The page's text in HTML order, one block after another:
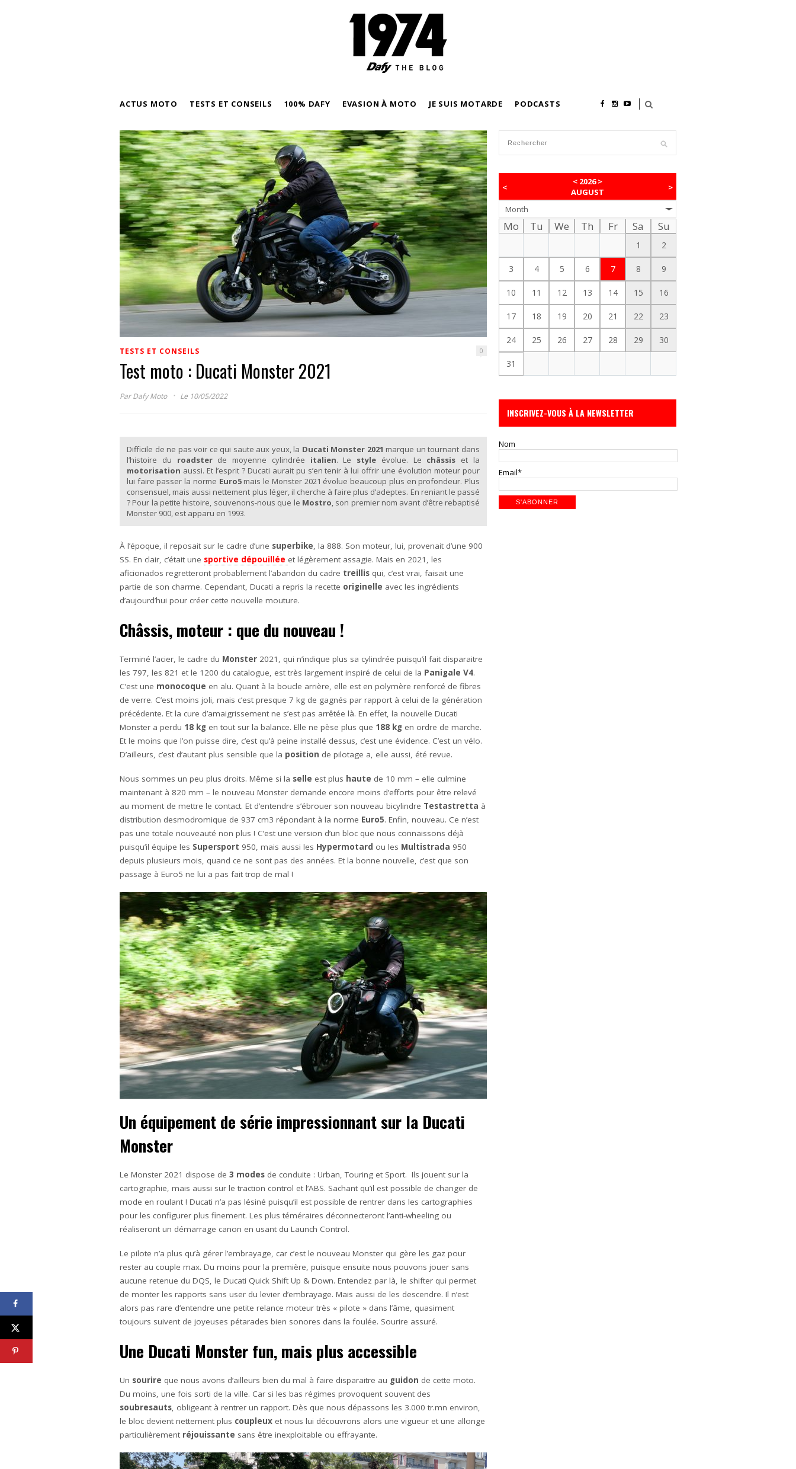
ACTUS MOTO TESTS ET CONSEILS 100% DAFY EVASION À MOTO JE SUIS MOTARDE PODCASTS
TESTS ET CONSEILS 0
Test moto : Ducati Monster 2021
ParDafy Moto · Le 10/05/2022
Difficile de ne pas voir ce qui saute aux yeux, la Ducati Monster 2021 marque un tournant dans
l’histoire du roadsterde moyenne cylindrée italien. Le style évolue. Le châssis et la
motorisation aussi. Et l’esprit ? Ducati aurait pu s’en tenir à lui offrir une évolution moteur pour
lui faire passer la norme Euro5mais le Monster 2021 évolue beaucoup plus en profondeur. Plus
consensuel, mais aussi nettement plus léger, il cherche à faire plus d’adeptes. En reniant le passé
? Pour la petite histoire, souvenons-nous que le Mostro, son premier nom avant d’être rebaptisé
Monster 900, est apparu en 1993.
À l’époque, il reposait sur le cadre d’une superbike, la 888. Son moteur, lui, provenait d’une 900
SS. En clair, c’était une sportive dépouillée et légèrement assagie. Mais en 2021, les
aficionados regretteront probablement l’abandon du cadre treillis qui, c’est vrai, faisait une
partie de son charme. Cependant, Ducati a repris la recette originelle avec les ingrédients
d’aujourd’hui pour créer cette nouvelle mouture.
Châssis, moteur : que du nouveau !
Terminé l’acier, le cadre du Monster 2021, qui n’indique plus sa cylindrée puisqu’il fait disparaitre
les 797, les 821 et le 1200 du catalogue, est très largement inspiré de celui de la Panigale V4.
C’est une monocoque en alu. Quant à la boucle arrière, elle est en polymère renforcé de fibres
de verre. C’est moins joli, mais c’est presque 7 kg de gagnés par rapport à celui de la génération
précédente. Et la cure d’amaigrissement ne s’est pas arrêtée là. En effet, la nouvelle Ducati
Monster a perdu 18 kg en tout sur la balance. Elle ne pèse plus que 188 kg en ordre de marche.
Et le moins que l’on puisse dire, c’est qu’à peine installé dessus, c’est une évidence. C’est un vélo.
D’ailleurs, c’est d’autant plus sensible que la position de pilotage a, elle aussi, été revue.
Nous sommes un peu plus droits. Même si la selle est plus haute de 10 mm – elle culmine
maintenant à 820 mm – le nouveau Monster demande encore moins d’efforts pour être relevé
au moment de mettre le contact. Et d’entendre s’ébrouer son nouveau bicylindre Testastretta à
distribution desmodromique de 937 cm3 répondant à la norme Euro5. Enfin, nouveau. Ce n’est
pas une totale nouveauté non plus ! C’est une version d’un bloc que nous connaissons déjà
puisqu’il équipe les Supersport 950, mais aussi les Hypermotard ou les Multistrada 950
depuis plusieurs mois, quand ce ne sont pas des années. Et la bonne nouvelle, c’est que son
passage à Euro5 ne lui a pas fait trop de mal !
Un équipement de série impressionnant sur la Ducati
Monster
Le Monster 2021 dispose de 3 modes de conduite : Urban, Touring et Sport. Ils jouent sur la
cartographie, mais aussi sur le traction control et l’ABS. Sachant qu’il est possible de changer de
mode en roulant ! Ducati n’a pas lésiné puisqu’il est possible de rentrer dans les cartographies
pour les configurer plus finement. Les plus téméraires déconnecteront l’anti-wheeling ou
réaliseront un démarrage canon en usant du Launch Control.
Le pilote n’a plus qu’à gérer l’embrayage, car c’est le nouveau Monster qui gère les gaz pour
rester au couple max. Du moins pour la première, puisque ensuite nous pouvons jouer sans
aucune retenue du DQS, le Ducati Quick Shift Up & Down. Entendez par là, le shifter qui permet
de monter les rapports sans user du levier d’embrayage. Mais aussi de les descendre. Il n’est
alors pas rare d’entendre une petite relance moteur très « pilote » dans l’âme, quasiment
toujours suivent de joyeuses pétarades bien sonores dans la foulée. Sourire assuré.
Une Ducati Monster fun, mais plus accessible
Un sourire que nous avons d’ailleurs bien du mal à faire disparaitre au guidon de cette moto.
Du moins, une fois sorti de la ville. Car si les bas régimes provoquent souvent des
soubresauts, obligeant à rentrer un rapport. Dès que nous dépassons les 3.000 tr.mn environ,
le bloc devient nettement plus coupleux et nous lui découvrons alors une vigueur et une allonge
particulièrement réjouissante sans être inexploitable ou effrayante.
<
< 2026>
AUGUST
>
Month
Mo Tu We Th Fr Sa Su
1 2
3 4 5 6 7 8 9
10 11 12 13 14 15 16
17 18 19 20 21 22 23
24 25 26 27 28 29 30
31
INSCRIVEZ-VOUS À LA NEWSLETTER
Nom
Email*